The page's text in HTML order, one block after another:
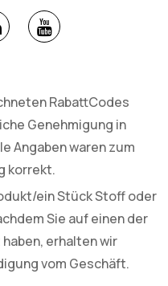
RabattCodes
Genehmigung in
Angaben waren zum
korrekt.
ein Stück Stoff oder
Sie auf einen der
erhalten wir
vom Geschäft.